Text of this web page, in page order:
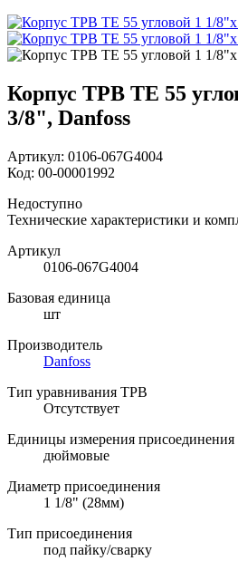
Корпус ТРВ TE 55
3/8", Danfoss
Артикул: 0106-067G4004
Код: 00-00001992
Недоступно
Технические характеристики и
Артикул
0106-067G4004
Базовая единица
шт
Производитель
Danfoss
Тип уравнивания ТРВ
Отсутствует
Единицы измерения присоединения
дюймовые
Диаметр присоединения
1 1/8" (28мм)
Тип присоединения
под пайку/сварку